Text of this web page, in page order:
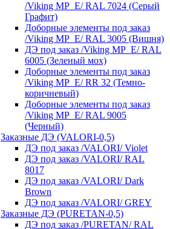
/Viking MP_E/ RAL 7024 (Серый
Графит)
Доборные элементы под заказ
/Viking MP_E/ RAL 3005 (Вишня)
ДЭ под заказ /Viking MP_E/ RAL
6005 (Зеленый мох)
Доборные элементы под заказ
/Viking MP_E/ RR 32 (Темно-
коричневый)
Доборные элементы под заказ
/Viking MP_E/ RAL 9005
(Черный)
Заказные ДЭ (VALORI-0,5)
ДЭ под заказ /VALORI/ Violet
ДЭ под заказ /VALORI/ RAL
8017
ДЭ под заказ /VALORI/ Dark
Brown
ДЭ под заказ /VALORI/ GREY
Заказные ДЭ (PURETAN-0,5)
ДЭ под заказ /PURETAN/ RAL